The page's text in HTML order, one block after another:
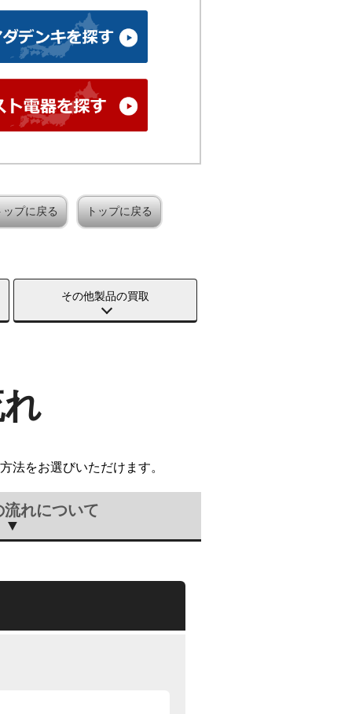
ップに戻る トップに戻る
その他製品の買取
法をお選びいただけます。
れについて